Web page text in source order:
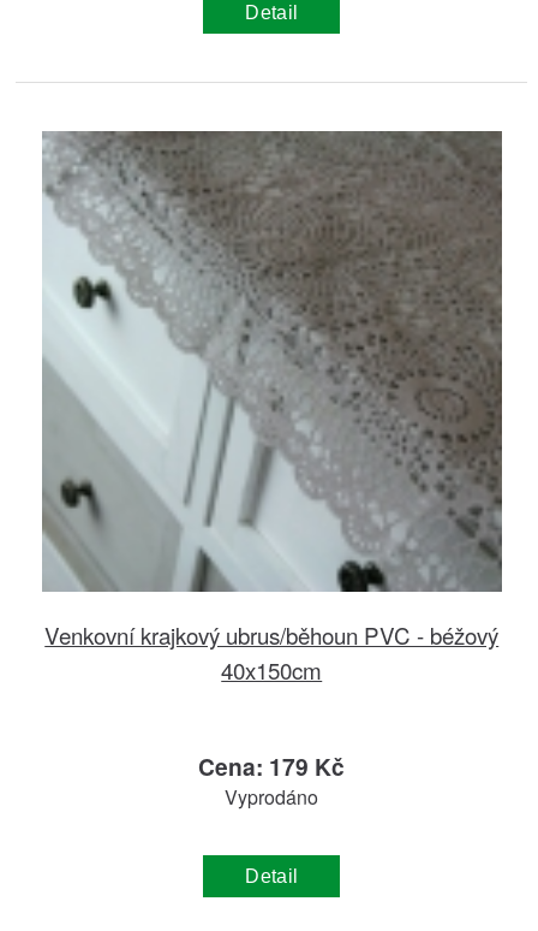
Detail
Venkovní krajkový ubrus/běhoun PVC - béžový
40x150cm
Cena: 179 Kč
Vyprodáno
Detail